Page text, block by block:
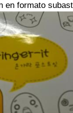
en formato